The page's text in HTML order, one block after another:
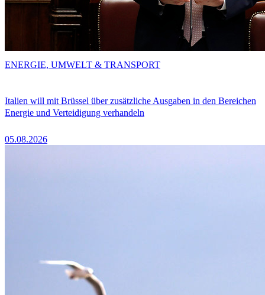
Italien will mit Brüssel über zusätzliche Ausgaben in den Bereichen
Energie und Verteidigung verhandeln
05.08.2026
ENERGIE, UMWELT & TRANSPORT